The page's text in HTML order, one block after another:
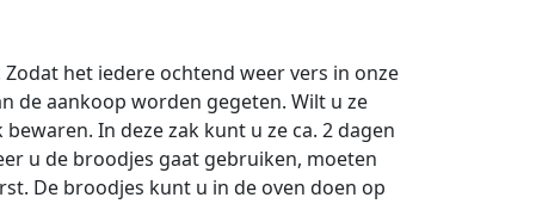
het iedere ochtend weer vers in onze
de aankoop worden gegeten. Wilt u ze
In deze zak kunt u ze ca. 2 dagen
u de broodjes gaat gebruiken, moeten
De broodjes kunt u in de oven doen op